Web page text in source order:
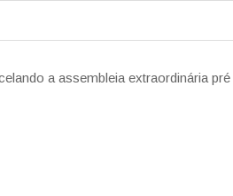
a assembleia extraordinária pré